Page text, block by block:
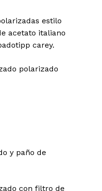
estilo
acetato italiano
carey.
polarizado
y paño de
con filtro de